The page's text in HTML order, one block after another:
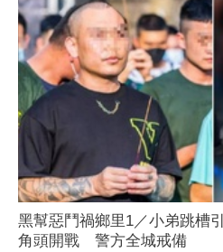
黑幫惡鬥禍鄉里1／小弟跳槽
角頭開戰 警方全城戒備